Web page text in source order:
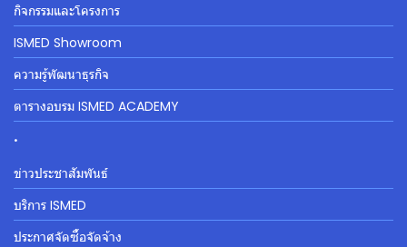
กิจกรรมและโครงการ
ISMED Showroom
ความรู้พัฒนาธุรกิจ
ตารางอบรม ISMED ACADEMY
.
ข่าวประชาสัมพันธ์
บริการ ISMED
ประกาศจัดซื้อจัดจ้าง